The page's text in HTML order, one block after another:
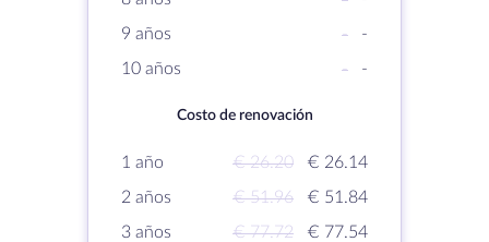
9 años
-
-
10 años
- -
Costo de renovación
1 año € 26.20
€ 26.14
2 años
€ 51.96
€ 51.84
3 años
€ 77.72
€ 77.54